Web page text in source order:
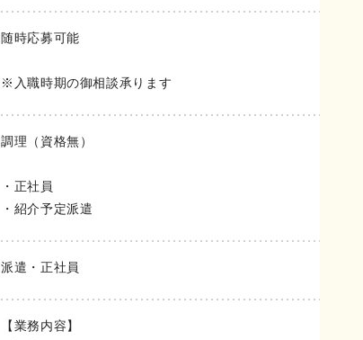
随時応募可能
※入職時期の御相談承ります
調理（資格無）
・正社員
・紹介予定派遣
派遣・正社員
【業務内容】